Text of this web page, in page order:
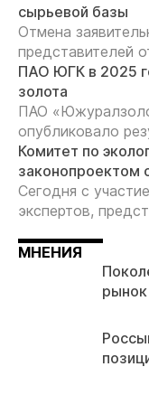
сырьевой базы
Отмена
представителей
ПАО ЮГК в 2025
золота
ПАО
опубликовало
Комитет по
законопроектом
Сегодня с
экспертов,
МНЕНИЯ